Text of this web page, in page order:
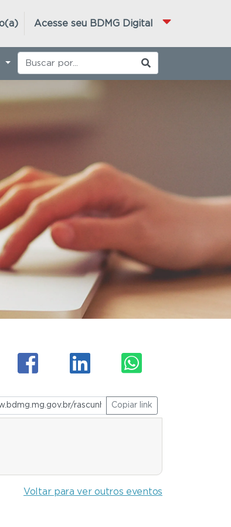
Acesse seu BDMG Digital
Copiar link
Voltar para ver outros eventos